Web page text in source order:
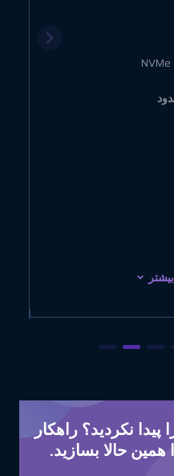
پیدا نکردید؟ راهکار
حالا بسازید.